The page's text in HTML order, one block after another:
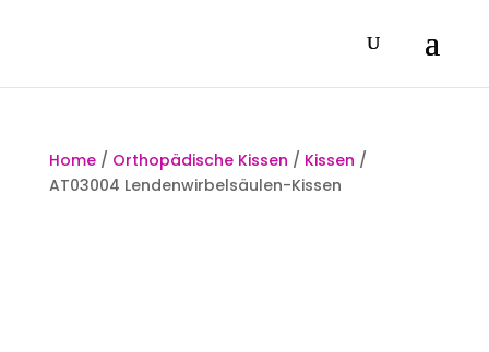
Home/ Orthopädische Kissen / Kissen /
AT03004 Lendenwirbelsäulen-Kissen